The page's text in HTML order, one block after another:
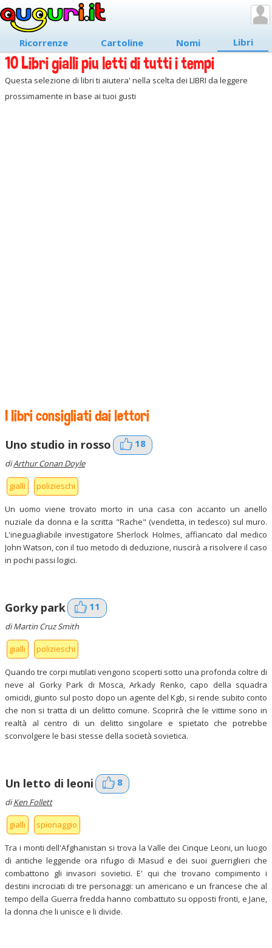
Ricorrenze Cartoline Nomi Libri
10 Libri gialli piu letti di tutti i tempi
Questa selezione di libri ti aiutera' nella scelta dei LIBRI da leggere
prossimamente in base ai tuoi gusti
I libri consigliati dai lettori
Uno studio in rosso 18
diArthur Conan Doyle
gialli polizieschi
Un uomo viene trovato morto in una casa con accanto un anello
nuziale da donna e la scritta "Rache" (vendetta, in tedesco) sul muro.
L'ineguagliabile investigatore Sherlock Holmes, affiancato dal medico
John Watson, con il tuo metodo di deduzione, riuscirà a risolvere il caso
in pochi passi logici.
Gorky park 11
di Martin Cruz Smith
gialli polizieschi
Quando tre corpi mutilati vengono scoperti sotto una profonda coltre di
neve al Gorky Park di Mosca, Arkady Renko, capo della squadra
omicidi, giunto sul posto dopo un agente del Kgb, si rende subito conto
che non si tratta di un delitto comune. Scoprirà che le vittime sono in
realtà al centro di un delitto singolare e spietato che potrebbe
sconvolgere le basi stesse della società sovietica.
Un letto di leoni 8
diKen Follett
gialli spionaggio
Tra i monti dell'Afghanistan si trova la Valle dei Cinque Leoni, un luogo
di antiche leggende ora rifugio di Masud e dei suoi guerriglieri che
combattono gli invasori sovietici. E' qui che trovano compimento i
destini incrociati di tre personaggi: un americano e un francese che al
tempo della Guerra fredda hanno combattuto su opposti fronti, e Jane,
la donna che li unisce e li divide.